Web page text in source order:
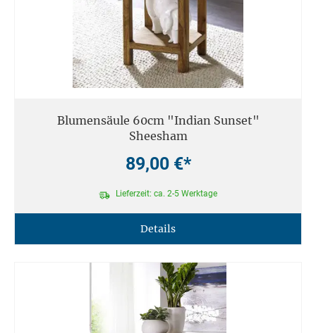
Blumensäule 60cm "Indian Sunset"
Sheesham
89,00 €*
Lieferzeit: ca. 2-5 Werktage
Details